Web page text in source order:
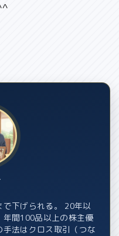
下げられる。 20年以
年間100品以上の株主優
法はクロス取引（つな